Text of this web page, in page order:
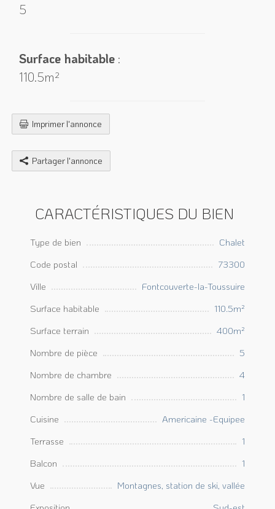
5
Surface habitable:
110.5m²
Imprimer l'annonce
Partager l'annonce
CARACTÉRISTIQUES DU BIEN
Type de bien
Chalet
Code postal
73300
Ville
Fontcouverte-la-Toussuire
Surface habitable
110.5m²
Surface terrain
400m²
Nombre de pièce
5
Nombre de chambre
4
Nombre de salle de bain
1
Cuisine
Americaine -Equipee
Terrasse
1
Balcon
1
Vue
Montagnes, station de ski, vallée